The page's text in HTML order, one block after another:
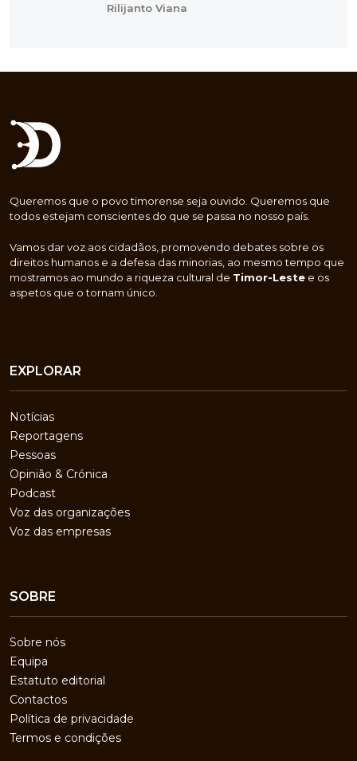
Rilijanto Viana
Queremos que o povo timorense seja ouvido. Queremos que
todos estejam conscientes do que se passa no nosso país.
Vamos dar voz aos cidadãos, promovendo debates sobre os
direitos humanos e a defesa das minorias, ao mesmo tempo que
mostramos ao mundo a riqueza cultural de Timor-Leste e os
aspetos que o tornam único.
EXPLORAR
Notícias
Reportagens
Pessoas
Opinião & Crónica
Podcast
Voz das organizações
Voz das empresas
SOBRE
Sobre nós
Equipa
Estatuto editorial
Contactos
Política de privacidade
Termos e condições